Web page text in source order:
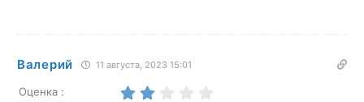
Валерий 11 августа, 2023 15:01
Оценка :